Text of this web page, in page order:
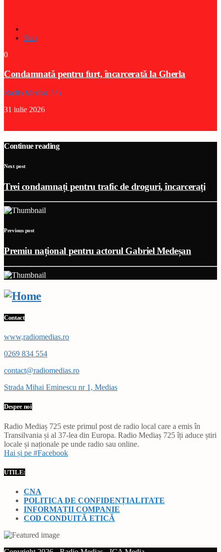
Stiri
0
Condamnată pentru furt, încarcerată la Gherla
Radio Medias 725
31 iulie 2026
Continue reading
Next post
Trei condamnați pentru trafic de droguri, încarcerați
Previous post
Premiu național pentru actorul Gabriel Medeșan
Contact
www,radiomedias.ro
0269 834 554
contact@radiomedias.ro
Strada Mihai Eminescu nr 1, Medias
Despre noi
Radio Mediaș 725 este primul post de radio local care a emis în
Transilvania și al 37-lea din Europa. Radio Mediaș 725 îți aduce știri
locale și naționale pe unde radio sau online.
Hai și pe #Facebook
UTILE:
CNA
POLITICA DE CONFIDENȚIALITATE
INFORMAȚII COMPANIE
COD CONDUITĂ ETICĂ